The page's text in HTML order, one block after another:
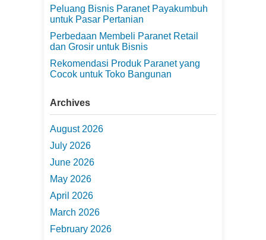
Peluang Bisnis Paranet Payakumbuh
untuk Pasar Pertanian
Perbedaan Membeli Paranet Retail
dan Grosir untuk Bisnis
Rekomendasi Produk Paranet yang
Cocok untuk Toko Bangunan
Archives
August 2026
July 2026
June 2026
May 2026
April 2026
March 2026
February 2026